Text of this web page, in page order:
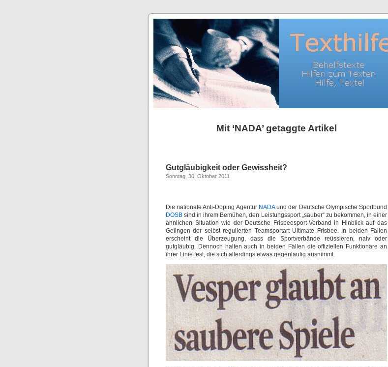
Mit ‘NADA’ getaggte Artikel
Gutgläubigkeit oder Gewissheit?
Sonntag, 30. Oktober 2011
Die nationale Anti-Doping Agentur NADAund der Deutsche Olympische Sportbund
DOSB sind in ihrem Bemühen, den Leistungssport „sauber“ zu bekommen, in einer
ähnlichen Situation wie der Deutsche Frisbeesport-Verband in Hinblick auf das
Gelingen der selbst regulierten Teamsportart Ultimate Frisbee. In beiden Fällen
erscheint die Überzeugung, dass die Sportverbände reüssieren, naiv oder
gutgläubig. Dennoch halten auch in beiden Fällen die offiziellen Funktionäre an
ihrer Linie fest, die sich allerdings etwas gegenläufig ausnimmt.